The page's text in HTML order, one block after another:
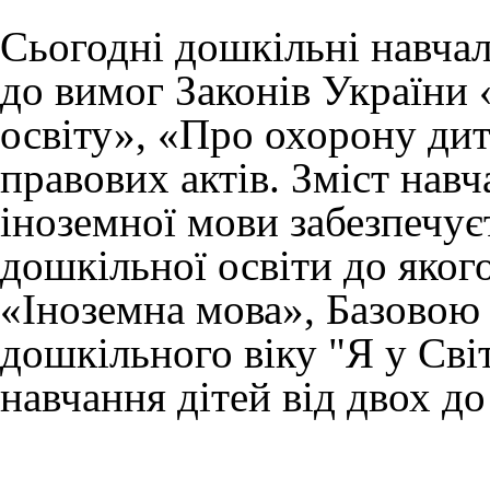
Сьогодні дошкільні
до вимог Законів
освіту», «Про охорону
правових актів. Зміст
іноземної мови
дошкільної освіти до
«Іноземна мова»,
дошкільного віку "Я у
навчання дітей від двох